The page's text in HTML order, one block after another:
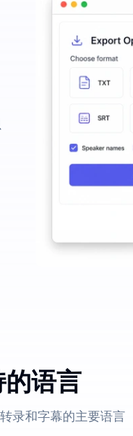
的语言
录和字幕的主要语言